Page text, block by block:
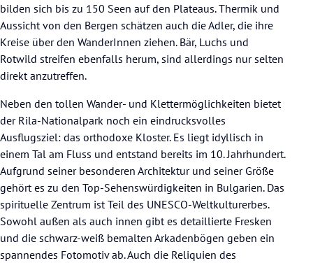
bilden sich bis zu 150 Seen auf den Plateaus. Thermik und
Aussicht von den Bergen schätzen auch die Adler, die ihre
Kreise über den WanderInnen ziehen. Bär, Luchs und
Rotwild streifen ebenfalls herum, sind allerdings nur selten
direkt anzutreffen.
Neben den tollen Wander- und Klettermöglichkeiten bietet
der Rila-Nationalpark noch ein eindrucksvolles
Ausflugsziel: das orthodoxe Kloster. Es liegt idyllisch in
einem Tal am Fluss und entstand bereits im 10. Jahrhundert.
Aufgrund seiner besonderen Architektur und seiner Größe
gehört es zu den Top-Sehenswürdigkeiten in Bulgarien. Das
spirituelle Zentrum ist Teil des UNESCO-Weltkulturerbes.
Sowohl außen als auch innen gibt es detaillierte Fresken
und die schwarz-weiß bemalten Arkadenbögen geben ein
spannendes Fotomotiv ab. Auch die Reliquien des